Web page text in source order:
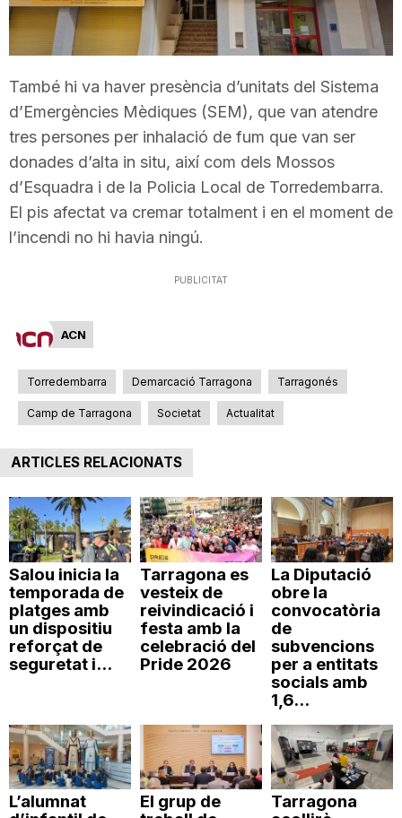
T
a
r
o
També hi va haver presència d’unitats del Sistema
d’Emergències Mèdiques (SEM), que van atendre
tres persones per inhalació de fum que van ser
donades d’alta in situ, així com dels Mossos
d’Esquadra i de la Policia Local de Torredembarra.
El pis afectat va cremar totalment i en el moment de
l’incendi no hi havia ningú.
PUBLICITAT
ACN
Torredembarra Demarcació Tarragona Tarragonés
Camp de Tarragona Societat Actualitat
ARTICLES RELACIONATS
Salou inicia la
temporada de
platges amb
un dispositiu
reforçat de
seguretat i...
Tarragona es
vesteix de
reivindicació i
festa amb la
celebració del
Pride 2026
La Diputació
obre la
convocatòria
de
subvencions
per a entitats
socials amb
1,6...
L’alumnat
El grup de
Tarragona